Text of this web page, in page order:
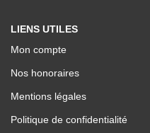
LIENS UTILES
Mon compte
Nos honoraires
Mentions légales
Politique de confidentialité